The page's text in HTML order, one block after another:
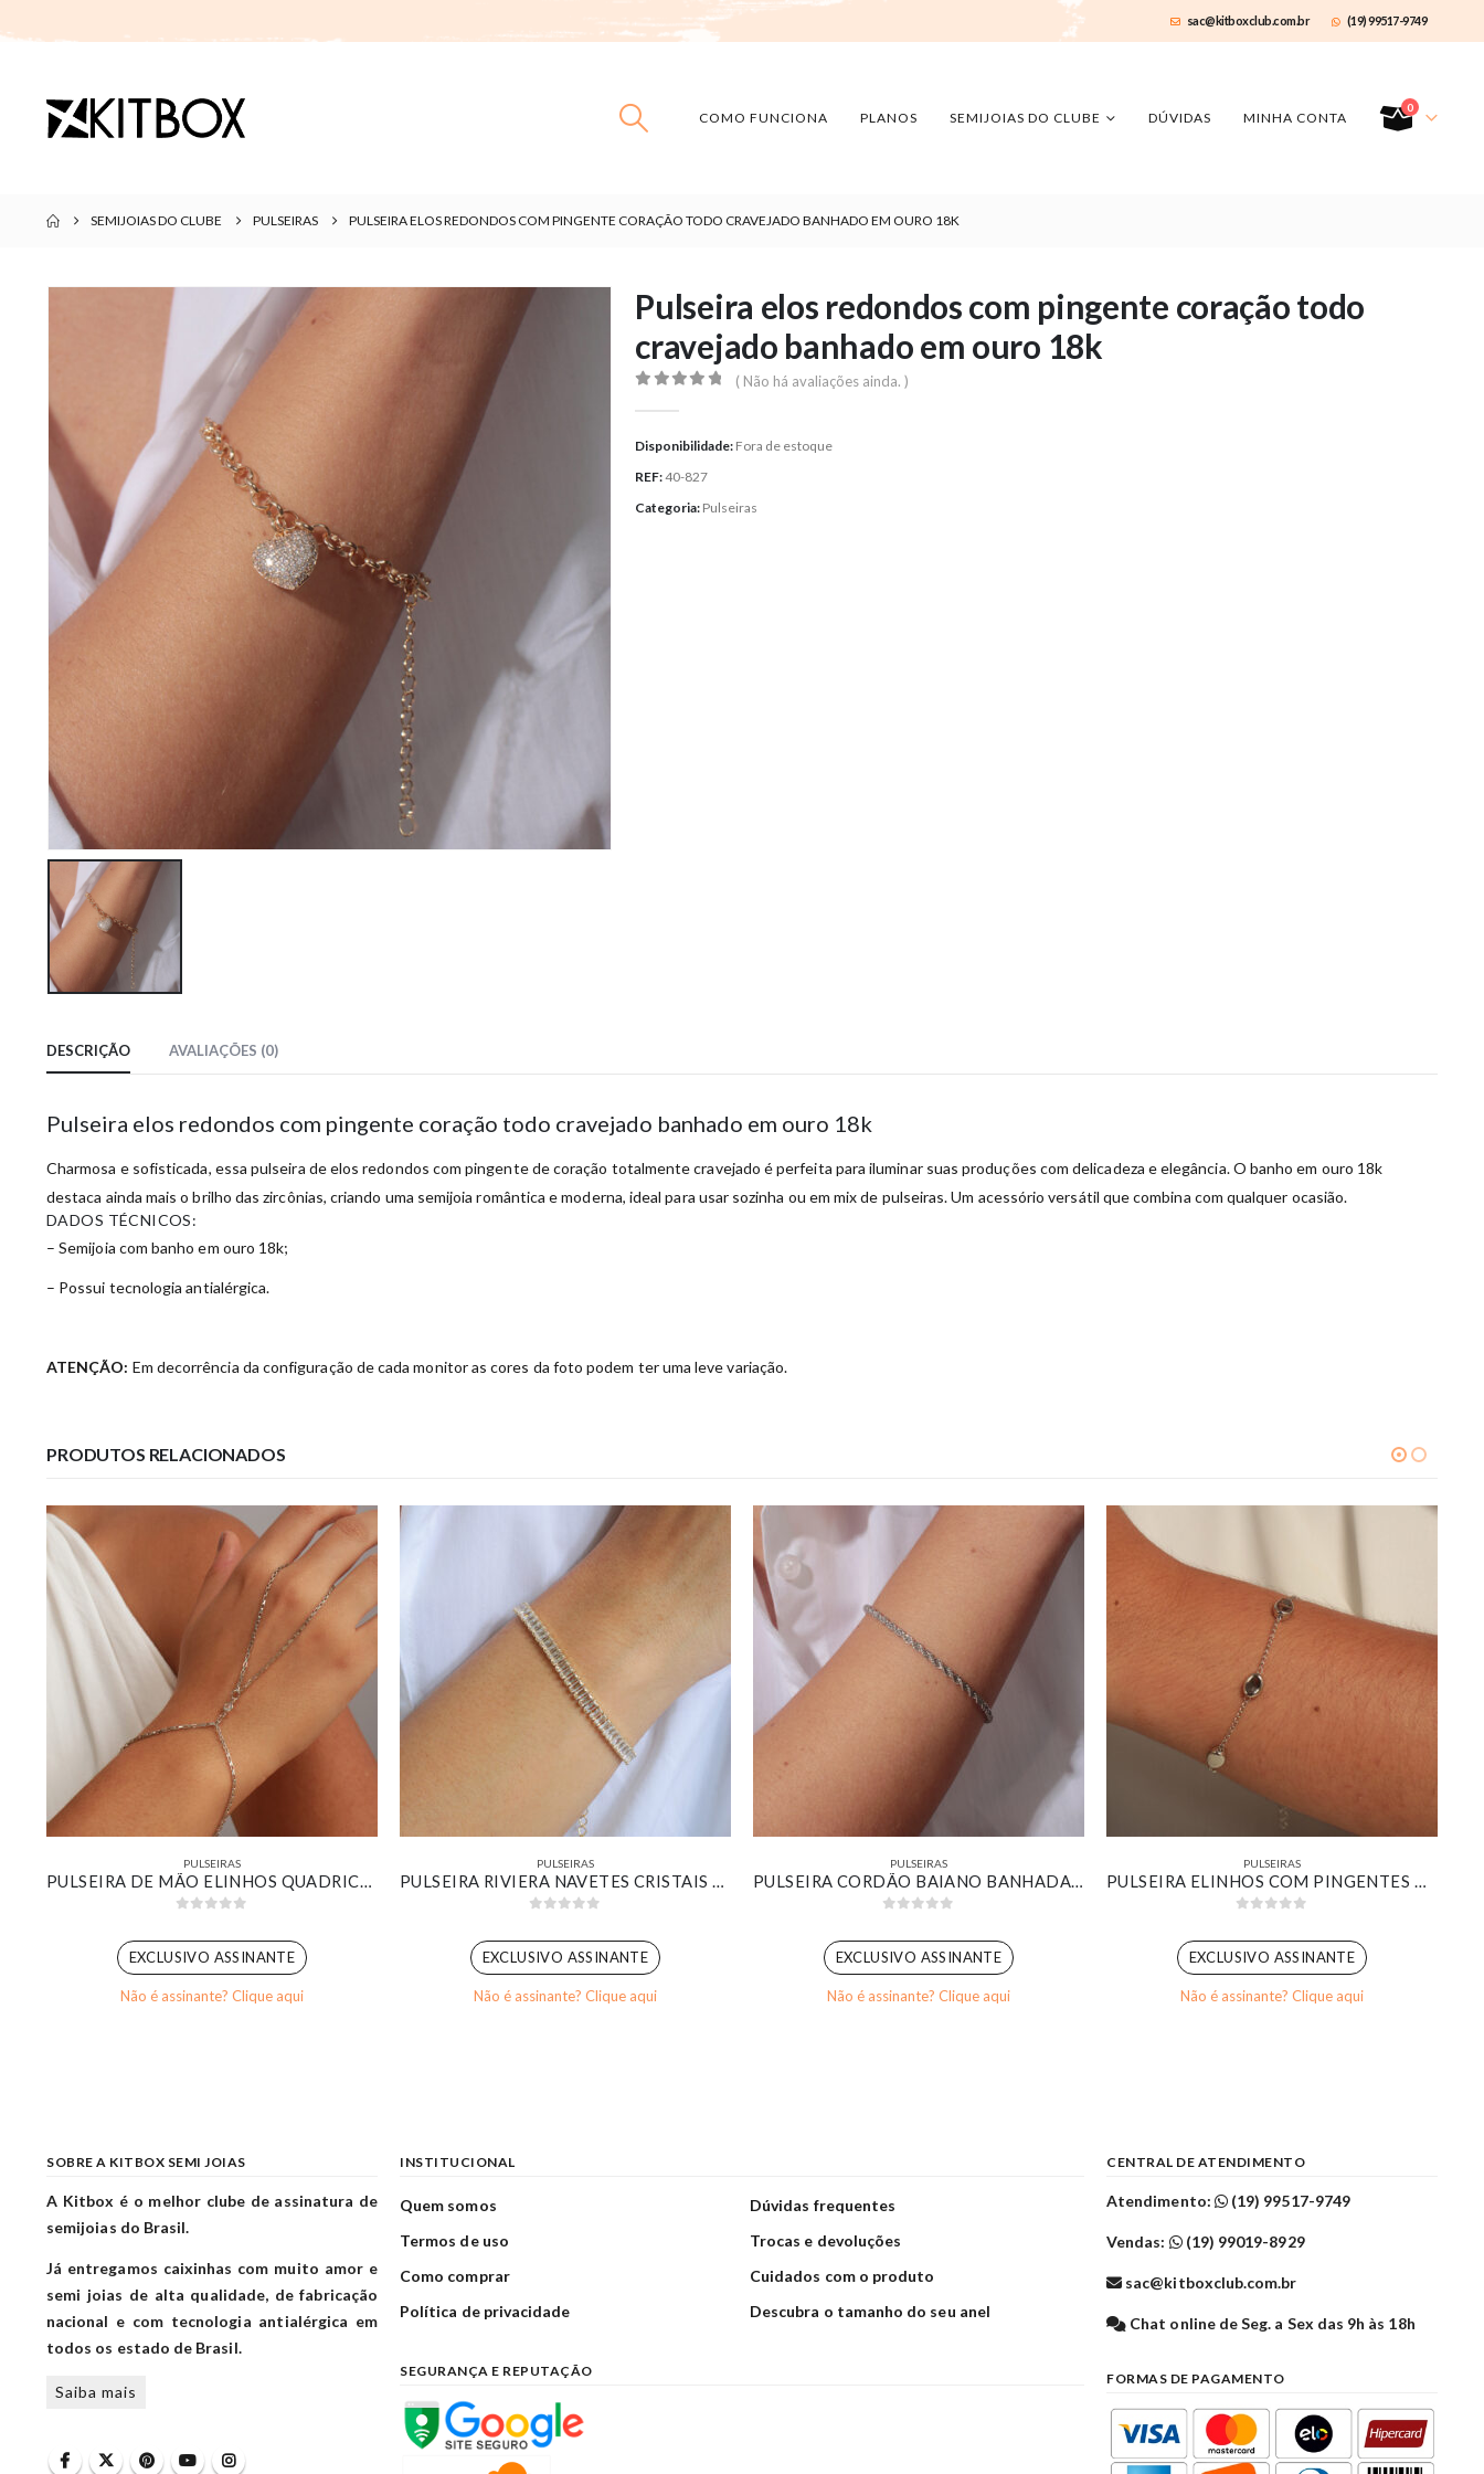
sac@kitboxclub.com.br (19) 99517-9749
COMO FUNCIONA PLANOS SEMIJOIAS DO CLUBE DÚVIDAS MINHA CONTA
0
SEMIJOIAS DO CLUBE PULSEIRAS PULSEIRA ELOS REDONDOS COM PINGENTE CORAÇÃO TODO CRAVEJADO BANHADO EM OURO 18K
Pulseira elos redondos com pingente coração todo
cravejado banhado em ouro 18k
( Não há avaliações ainda. )
Disponibilidade: Fora de estoque
REF:40-827
Categoria: Pulseiras
DESCRIÇÃO AVALIAÇÕES (0)
Pulseira elos redondos com pingente coração todo cravejado banhado em ouro 18k
Charmosa e sofisticada, essa pulseira de elos redondos com pingente de coração totalmente cravejado é perfeita para iluminar suas produções com delicadeza e elegância. O banho em ouro 18k
destaca ainda mais o brilho das zircônias, criando uma semijoia romântica e moderna, ideal para usar sozinha ou em mix de pulseiras. Um acessório versátil que combina com qualquer ocasião.
DADOS TÉCNICOS:
– Semijoia com banho em ouro 18k;
– Possui tecnologia antialérgica.
ATENÇÃO: Em decorrência da configuração de cada monitor as cores da foto podem ter uma leve variação.
PRODUTOS RELACIONADOS
PULSEIRAS
PULSEIRA DE MÃO ELINHOS QUADRICULADOS BANHADO EM OURO BRANCO
EXCLUSIVO ASSINANTE
Não é assinante? Clique aqui
PULSEIRAS
PULSEIRA RIVIERA NAVETES CRISTAIS BANHADO EM OURO 18K
EXCLUSIVO ASSINANTE
Não é assinante? Clique aqui
PULSEIRAS
PULSEIRA CORDÃO BAIANO BANHADA EM OURO BRANCO
EXCLUSIVO ASSINANTE
Não é assinante? Clique aqui
PULSEIRAS
PULSEIRA ELINHOS COM PINGENTES OVAIS LISOS BANHADO EM BRANCO
EXCLUSIVO ASSINANTE
Não é assinante? Clique aqui
SOBRE A KITBOX SEMI JOIAS
A Kitbox é o melhor clube de assinatura de
semijoias do Brasil.
Já entregamos caixinhas com muito amor e
semi joias de alta qualidade, de fabricação
nacional e com tecnologia antialérgica em
todos os estado de Brasil.
Saiba mais
INSTITUCIONAL
Quem somos
Termos de uso
Como comprar
Política de privacidade
Dúvidas frequentes
Trocas e devoluções
Cuidados com o produto
Descubra o tamanho do seu anel
SEGURANÇA E REPUTAÇÃO
CENTRAL DE ATENDIMENTO
Atendimento: (19) 99517-9749
Vendas: (19) 99019-8929
sac@kitboxclub.com.br
Chat online de Seg. a Sex das 9h às 18h
FORMAS DE PAGAMENTO